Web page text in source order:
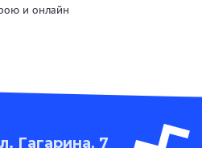
и онлайн
Гагарина, 7